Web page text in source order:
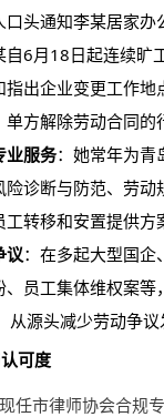
头通知李某居家办
自6月18日起连续旷
指出企业变更工作
方解除劳动合同的
业服务：她常年为青
险诊断与防范、劳
工转移和安置提供方
议：在多起大型国企
、员工集体维权案
从源头减少劳动争议
可度
任市律师协会合规